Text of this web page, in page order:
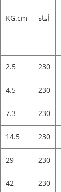
أماه KG.cm
230
2.5
230
4.5
230
7.3
230
14.5
230
29
230
42